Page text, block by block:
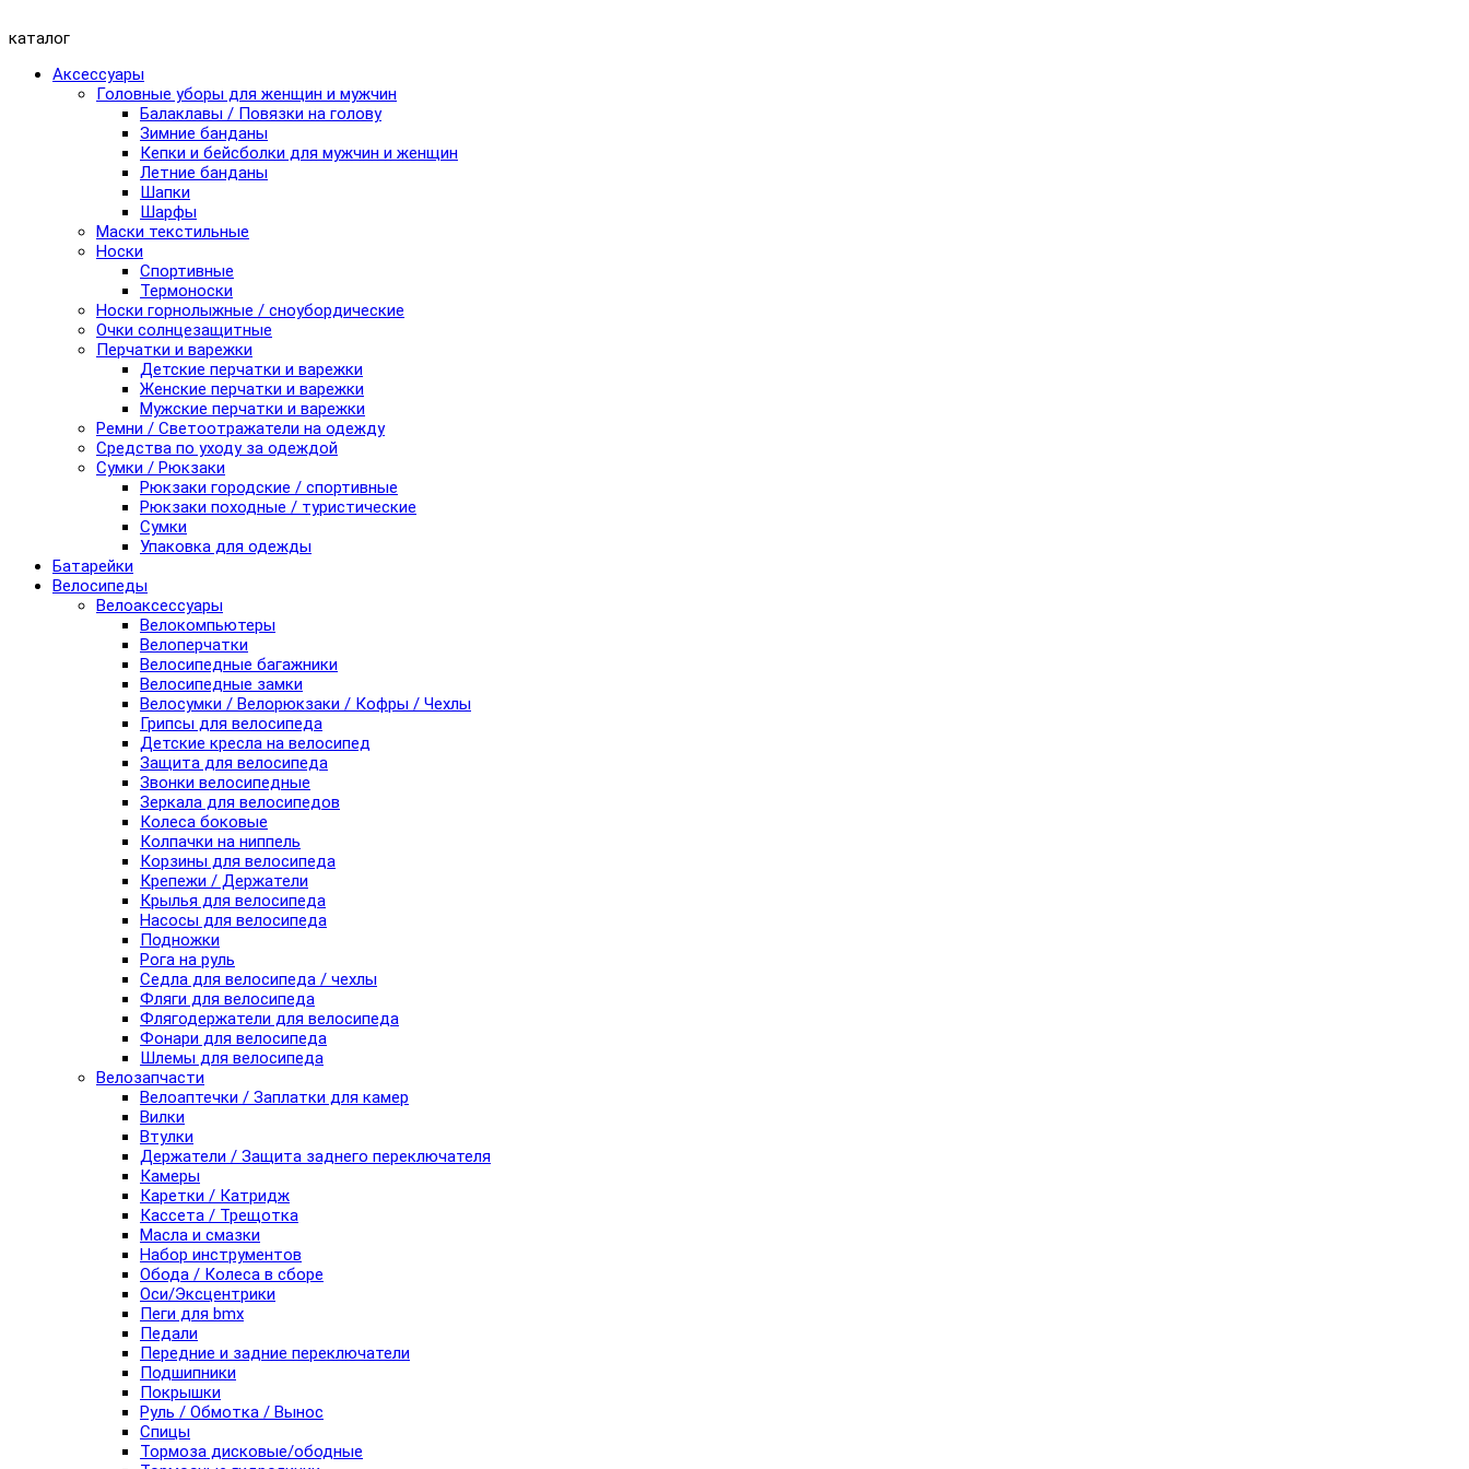
каталог
Аксессуары
Головные уборы для женщин и мужчин
Балаклавы / Повязки на голову
Зимние банданы
Кепки и бейсболки для мужчин и женщин
Летние банданы
Шапки
Шарфы
Маски текстильные
Носки
Спортивные
Термоноски
Носки горнолыжные / сноубордические
Очки солнцезащитные
Перчатки и варежки
Детские перчатки и варежки
Женские перчатки и варежки
Мужские перчатки и варежки
Ремни / Светоотражатели на одежду
Средства по уходу за одеждой
Сумки / Рюкзаки
Рюкзаки городские / спортивные
Рюкзаки походные / туристические
Сумки
Упаковка для одежды
Батарейки
Велосипеды
Велоаксессуары
Велокомпьютеры
Велоперчатки
Велосипедные багажники
Велосипедные замки
Велосумки / Велорюкзаки / Кофры / Чехлы
Грипсы для велосипеда
Детские кресла на велосипед
Защита для велосипеда
Звонки велосипедные
Зеркала для велосипедов
Колеса боковые
Колпачки на ниппель
Корзины для велосипеда
Крепежи / Держатели
Крылья для велосипеда
Насосы для велосипеда
Подножки
Рога на руль
Седла для велосипеда / чехлы
Фляги для велосипеда
Флягодержатели для велосипеда
Фонари для велосипеда
Шлемы для велосипеда
Велозапчасти
Велоаптечки / Заплатки для камер
Вилки
Втулки
Держатели / Защита заднего переключателя
Камеры
Каретки / Катридж
Кассета / Трещотка
Масла и смазки
Набор инструментов
Обода / Колеса в сборе
Оси/Эксцентрики
Пеги для bmx
Педали
Передние и задние переключатели
Подшипники
Покрышки
Руль / Обмотка / Вынос
Спицы
Тормоза дисковые/ободные